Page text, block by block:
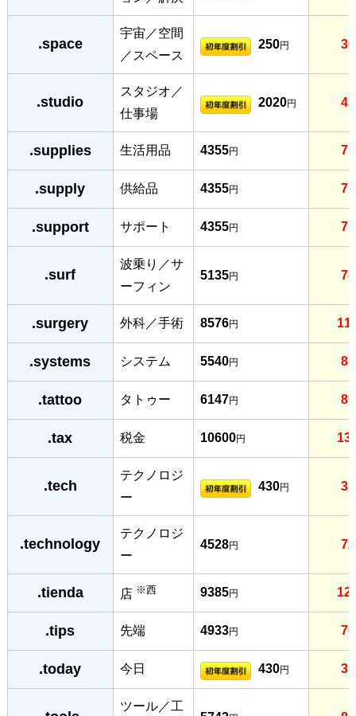
.space
宇宙／空間
／スペース
250円
.studio
スタジオ／
仕事場
2020円
.supplies 生活用品 4355円
.supply 供給品 4355円
.support サポート 4355円
.surf
波乗り／サ
ーフィン
5135円
.surgery 外科／手術 8576円
.systems システム 5540円
.tattoo タトゥー 6147円
.tax 税金 10600円
.tech
テクノロジ
ー
430円
.technology
テクノロジ
ー
4528円
.tienda 店 ※西 9385円
.tips 先端 4933円
.today 今日 430円
ツール／工